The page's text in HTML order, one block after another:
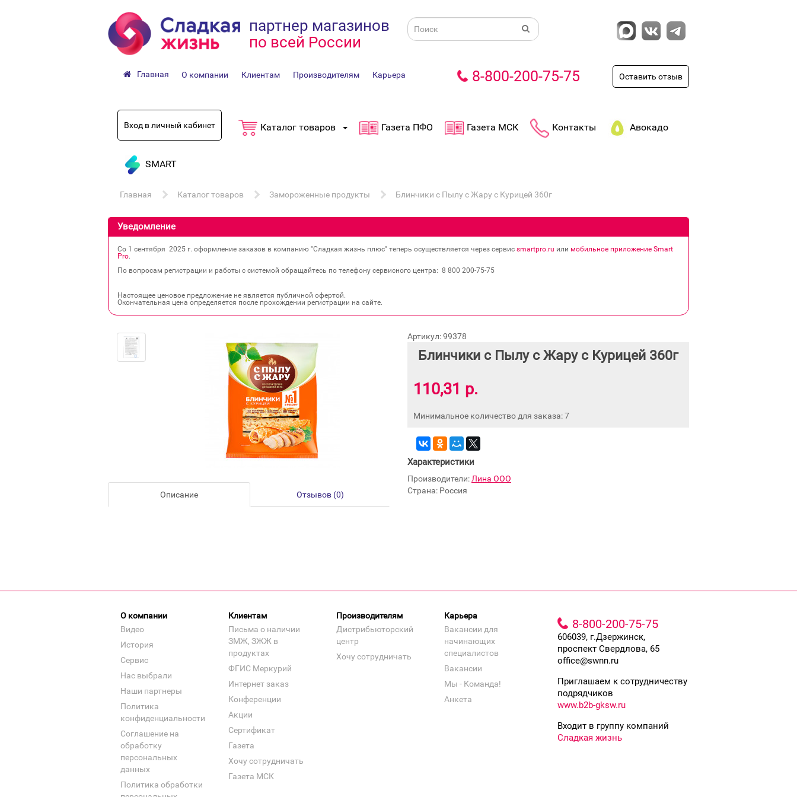
партнер магазинов
по всей России
Главная О компании Клиентам Производителям Карьера 8-800-200-75-75 Оставить отзыв
Вход в личный кабинет Каталог товаров Газета ПФО Газета МСК Контакты Авокадо
SMART
Главная Каталог товаров Замороженные продукты Блинчики с Пылу с Жару с Курицей 360г
Уведомление
Со 1 сентября 2025 г. оформление заказов в компанию "Сладкая жизнь плюс" теперь осуществляется через сервис smartpro.ru или мобильное приложение Smart
Pro.
По вопросам регистрации и работы с системой обращайтесь по телефону сервисного центра: 8 800 200‐75‐75
Настоящее ценовое предложение не является публичной офертой.
Окончательная цена определяется после прохождении регистрации на сайте.
Описание Отзывов (0)
Артикул: 99378
Блинчики с Пылу с Жару с Курицей 360г
110,31 р.
Минимальное количество для заказа: 7
Характеристики
Производители: Лина ООО
Страна: Россия
О компании
Видео
История
Сервис
Нас выбрали
Наши партнеры
Политика
конфиденциальности
Соглашение на
обработку
персональных
данных
Политика обработки
Клиентам
Письма о наличии
ЗМЖ, ЗЖЖ в
продуктах
ФГИС Меркурий
Интернет заказ
Конференции
Акции
Сертификат
Газета
Хочу сотрудничать
Газета МСК
Производителям
Дистрибьюторский
центр
Хочу сотрудничать
Карьера
Вакансии для
начинающих
специалистов
Вакансии
Мы - Команда!
Анкета
8-800-200-75-75
606039, г.Дзержинск,
проспект Свердлова, 65
office@swnn.ru
Приглашаем к сотрудничеству
подрядчиков
www.b2b-gksw.ru
Входит в группу компаний
Сладкая жизнь